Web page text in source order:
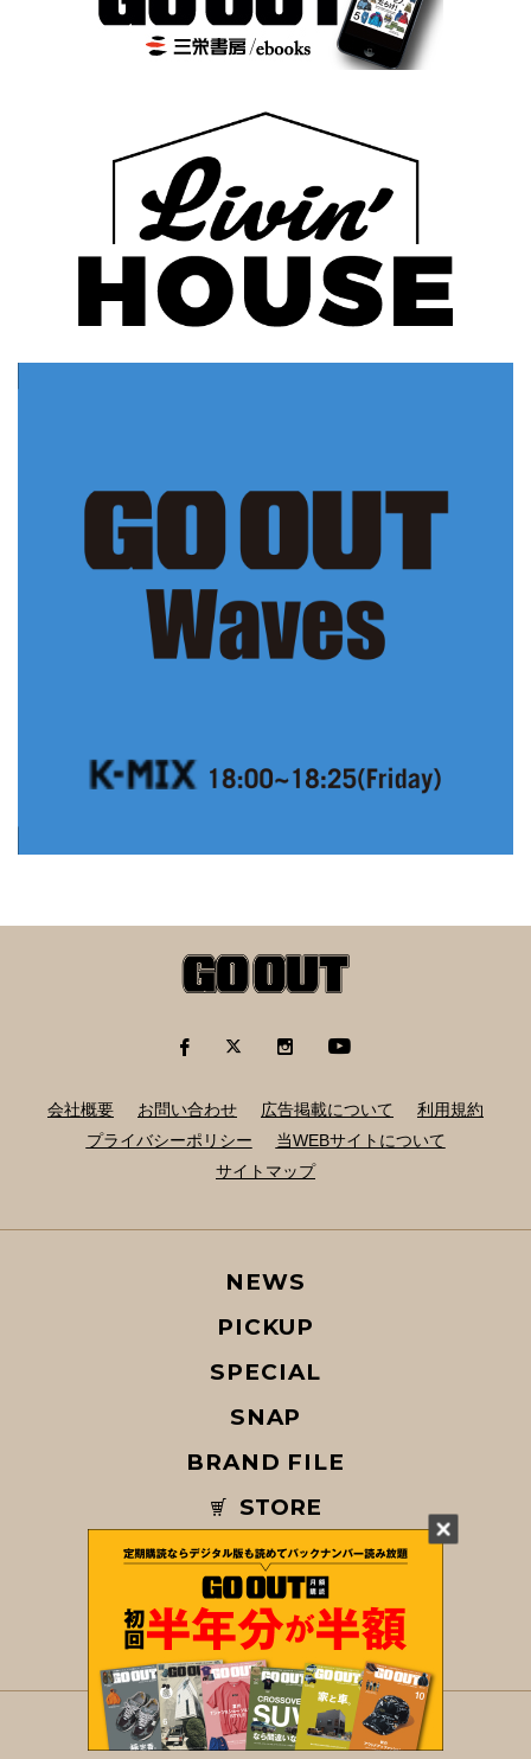
会社概要 お問い合わせ 広告掲載について
利用規約
プライバシーポリシー
当WEBサイトについて
サイトマップ
© COPYRIGHT 2026 GO OUT / SAN-EI CORPORATION Co.,Ltd.
NEWS
PICKUP
SPECIAL
SNAP
BRAND FILE
STORE
MAGAZINE